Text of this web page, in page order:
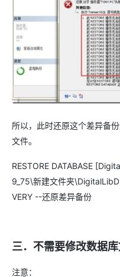
所以，此时还原这个差异备
文件。
RESTORE DATABASE
9_75\新建文件夹
VERY --还原差异备份
三．不需要修改数据
注意：